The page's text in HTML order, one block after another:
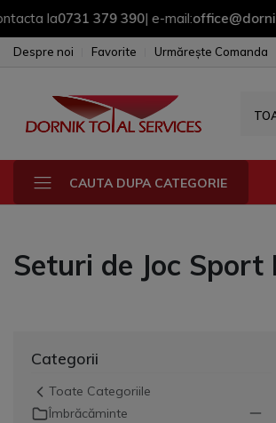
la0731 379 390| e-mail: office@dornik.ro
Despre noi Favorite Urmărește Comanda
CAUTA DUPA CATEGORIE
Seturi de Joc
Categorii
Toate Categoriile
Îmbrăcăminte